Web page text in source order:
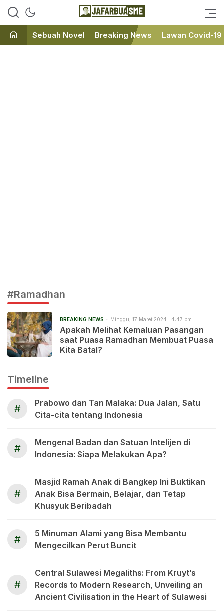
JafarBua
Ini bukan Media Online, Ini
Sebuah Novel Breaking News Lawan Covid-19
#Ramadhan
BREAKING NEWS Minggu, 17 Maret 2024 | 4:47 pm
Apakah Melihat Kemaluan Pasangan
saat Puasa Ramadhan Membuat Puasa
Kita Batal?
Timeline
#
Prabowo dan Tan Malaka: Dua Jalan, Satu
Cita-cita tentang Indonesia
#
Mengenal Badan dan Satuan Intelijen di
Indonesia: Siapa Melakukan Apa?
#
Masjid Ramah Anak di Bangkep Ini Buktikan
Anak Bisa Bermain, Belajar, dan Tetap
Khusyuk Beribadah
#
5 Minuman Alami yang Bisa Membantu
Mengecilkan Perut Buncit
#
Central Sulawesi Megaliths: From Kruyt’s
Records to Modern Research, Unveiling an
Ancient Civilisation in the Heart of Sulawesi